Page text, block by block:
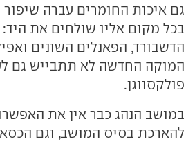
גם איכות החומרים עברה שיפור
בכל מקום אליו שולחים את היד:
הדשבורד, הפאנלים השונים
המוקה החדשה לא תתבייש גם
פולקסווגן.
במושב הנהג כבר אין את
להארכת בסיס המושב, וגם